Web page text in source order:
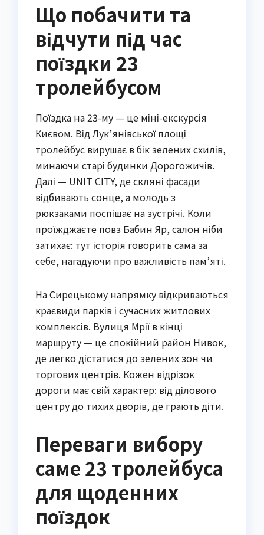
Що побачити та
відчути під час
поїздки 23
тролейбусом
Поїздка на 23-му — це міні-екскурсія
Києвом. Від Лук’янівської площі
тролейбус вирушає в бік зелених схилів,
минаючи старі будинки Дорогожичів.
Далі — UNIT CITY, де скляні фасади
відбивають сонце, а молодь з
рюкзаками поспішає на зустрічі. Коли
проїжджаєте повз Бабин Яр, салон ніби
затихає: тут історія говорить сама за
себе, нагадуючи про важливість пам’яті.
На Сирецькому напрямку відкриваються
краєвиди парків і сучасних житлових
комплексів. Вулиця Мрії в кінці
маршруту — це спокійний район Нивок,
де легко дістатися до зелених зон чи
торгових центрів. Кожен відрізок
дороги має свій характер: від ділового
центру до тихих дворів, де грають діти.
Переваги вибору
саме 23 тролейбуса
для щоденних
поїздок